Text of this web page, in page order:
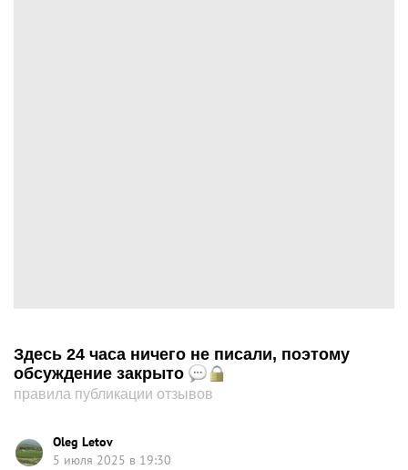
Здесь 24 часа ничего не писали, поэтому
обсуждение закрыто
правила публикации отзывов
Oleg Letov
5 июля 2025 в 19:30